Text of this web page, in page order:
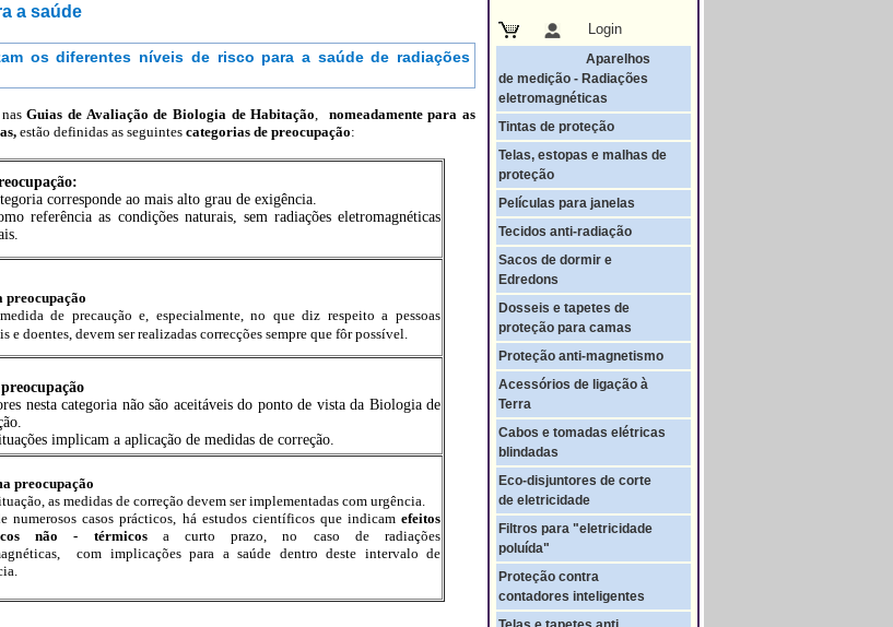
a saúde
os diferentes níveis de risco para a saúde de radiações
nasGuias de Avaliação de Biologia de Habitação
nomeadamente para as
estão definidas as seguintes categorias de preocupação:
corresponde ao mais alto grau de exigência.
referência as condições naturais, sem radiações eletromagnéticas
de precaução e, especialmente, no que diz respeito a pessoas
e doentes, devem ser realizadascorrecções sempre que fôr possível.
nesta categoria não são aceitáveis do ponto de vista da Biologia de
implicam a aplicação de medidas de correção.
preocupação
as medidas de correção devem ser implementadas com urgência.
numerosos casos prácticos, há estudos científicos que indicam efeitos
não - térmicosa curto prazo, no caso de radiações
com implicações para a saúde dentro deste intervalo de
Login
Aparelhos
de medição - Radiações
eletromagnéticas
Tintas de proteção
Telas, estopas e malhas de
proteção
Películas para janelas
Tecidos anti-radiação
Sacos de dormir e
Edredons
Dosseis e tapetes de
proteção para camas
Proteção anti-magnetismo
Acessórios de ligação à
Terra
Cabos e tomadas elétricas
blindadas
Eco-disjuntores de corte
de eletricidade
Filtros para "eletricidade
poluída"
Proteção contra
contadores inteligentes